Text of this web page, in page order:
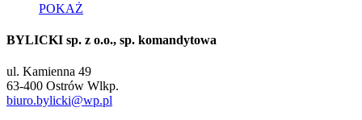
POKAŻ
BYLICKI sp. z o.o., sp. komandytowa
ul. Kamienna 49
63-400 Ostrów Wlkp.
biuro.bylicki@wp.pl